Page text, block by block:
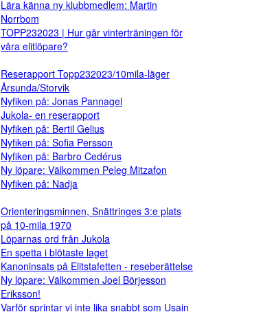
Lära känna ny klubbmedlem: Martin
Norrbom
TOPP232023 | Hur går vinterträningen för
våra elitlöpare?
Reserapport Topp232023/10mila-läger
Årsunda/Storvik
Nyfiken på: Jonas Pannagel
Jukola- en reserapport
Nyfiken på: Bertil Gelius
Nyfiken på: Sofia Persson
Nyfiken på: Barbro Cedérus
Ny löpare: Välkommen Peleg Mitzafon
Nyfiken på: Nadja
Orienteringsminnen, Snättringes 3:e plats
på 10-mila 1970
Löparnas ord från Jukola
En spetta i blötaste laget
Kanoninsats på Elitstafetten - reseberättelse
Ny löpare: Välkommen Joel Börjesson
Eriksson!
Varför sprintar vi inte lika snabbt som Usain